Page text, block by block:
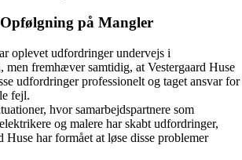
på Mangler
oplevet udfordringer undervejs i
men fremhæver samtidig, at Vestergaard Huse
udfordringer professionelt og taget ansvar for
fejl.
hvor samarbejdspartnere som
og malere har skabt udfordringer,
Huse har formået at løse disse problemer